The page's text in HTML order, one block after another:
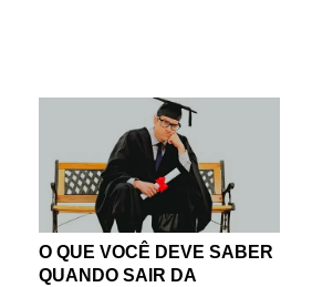
O QUE VOCÊ DEVE SABER
QUANDO SAIR DA